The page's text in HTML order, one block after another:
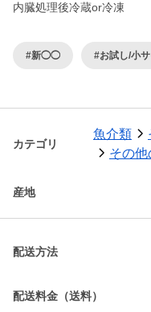
内臓処理後冷蔵or冷凍
#新◯◯ #お試し/小
カテゴリ
魚介類
その
産地
配送方法
配送料金（送料）